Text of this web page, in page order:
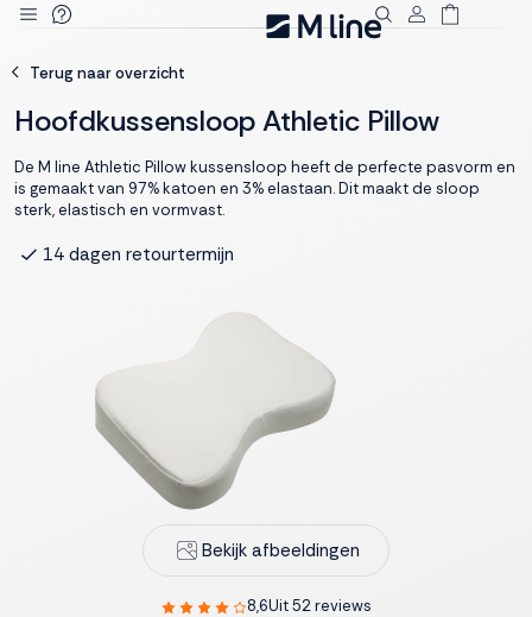
gebruikt
cookies
functionele,
Dankzij functionele
website goed, terwijl
de analytische
cookies ons helpen
om de website te
verbeteren. Via de
marketing cookies
kunnen we jouw
interactie met ons
binnen en buiten
onze website te
Terug naar overzicht
Hoofdkussensloop Athletic Pillow
De M line Athletic Pillow kussensloop heeft de perfecte pasvorm en
is gemaakt van 97% katoen en 3% elastaan. Dit maakt de sloop
sterk, elastisch en vormvast.
14 dagen retourtermijn
Deskundig advies
Bekijk afbeeldingen
8,6Uit 52 reviews